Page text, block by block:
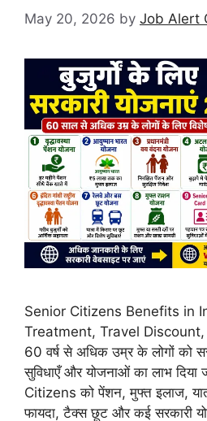
May 20, 2026 by Job Alert
Senior Citizens Benefits in
Treatment, Travel Discount,
60 वर्ष से अधिक उम्र के लोगों को
सुविधाएँ और योजनाओं का लाभ दिया
Citizens को पेंशन, मुफ्त इलाज,
फायदा, टैक्स छूट और कई सरकारी